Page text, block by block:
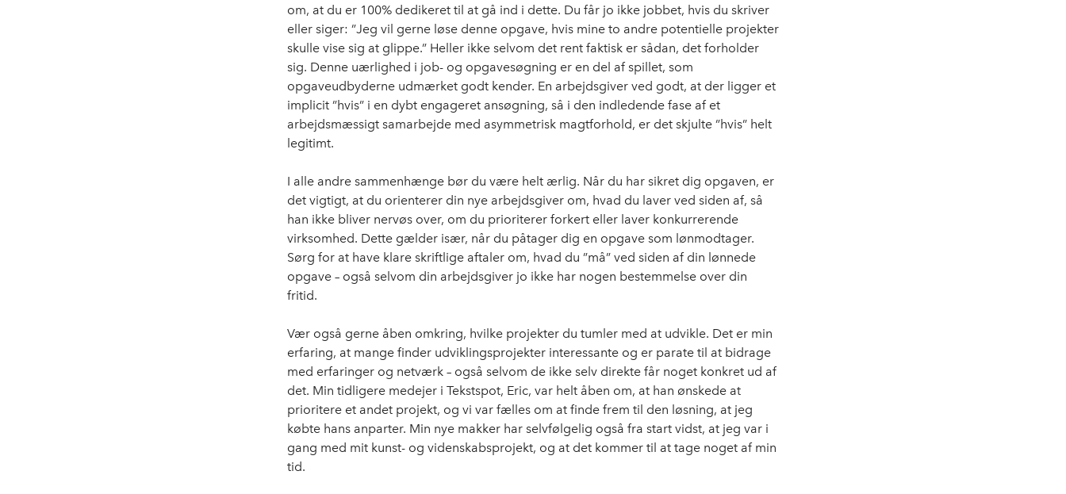
om, at du er 100% dedikeret til at gå ind i dette. Du får jo ikke jobbet, hvis du skriver
eller siger: ”Jeg vil gerne løse denne opgave, hvis mine to andre potentielle projekter
skulle vise sig at glippe.” Heller ikke selvom det rent faktisk er sådan, det forholder
sig. Denne uærlighed i job- og opgavesøgning er en del af spillet, som
opgaveudbyderne udmærket godt kender. En arbejdsgiver ved godt, at der ligger et
implicit ”hvis” i en dybt engageret ansøgning, så i den indledende fase af et
arbejdsmæssigt samarbejde med asymmetrisk magtforhold, er det skjulte ”hvis” helt
legitimt.
I alle andre sammenhænge bør du være helt ærlig. Når du har sikret dig opgaven, er
det vigtigt, at du orienterer din nye arbejdsgiver om, hvad du laver ved siden af, så
han ikke bliver nervøs over, om du prioriterer forkert eller laver konkurrerende
virksomhed. Dette gælder især, når du påtager dig en opgave som lønmodtager.
Sørg for at have klare skriftlige aftaler om, hvad du ”må” ved siden af din lønnede
opgave – også selvom din arbejdsgiver jo ikke har nogen bestemmelse over din
fritid.
Vær også gerne åben omkring, hvilke projekter du tumler med at udvikle. Det er min
erfaring, at mange finder udviklingsprojekter interessante og er parate til at bidrage
med erfaringer og netværk – også selvom de ikke selv direkte får noget konkret ud af
det. Min tidligere medejer i Tekstspot, Eric, var helt åben om, at han ønskede at
prioritere et andet projekt, og vi var fælles om at finde frem til den løsning, at jeg
købte hans anparter. Min nye makker har selvfølgelig også fra start vidst, at jeg var i
gang med mit kunst- og videnskabsprojekt, og at det kommer til at tage noget af min
tid.